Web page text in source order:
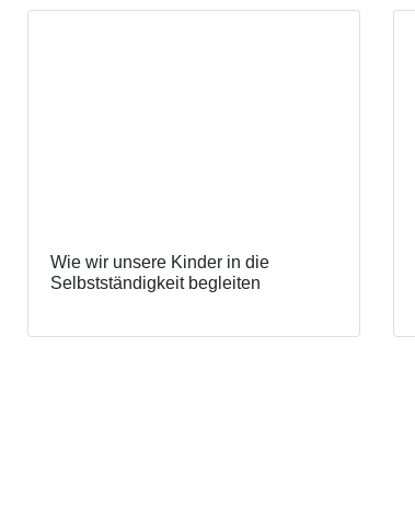
Wie wir unsere Kinder in die
Selbstständigkeit begleiten